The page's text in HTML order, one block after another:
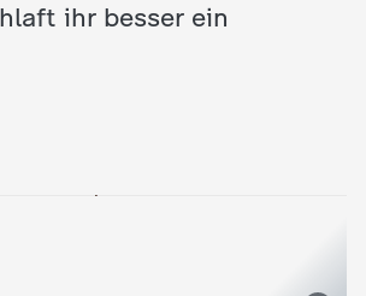
ihr besser ein